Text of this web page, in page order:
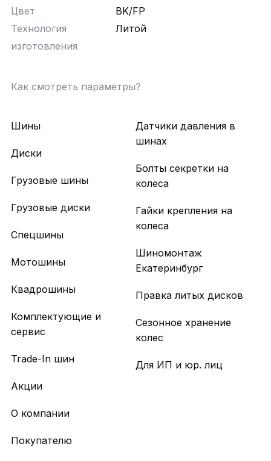
Цвет
BK/FP
Технология
изготовления
Литой
Как смотреть параметры?
Шины
Диски
Грузовые шины
Грузовые диски
Спецшины
Мотошины
Квадрошины
Комплектующие и
сервис
Trade-In шин
Акции
Датчики давления в
шинах
Болты секретки на
колеса
Гайки крепления на
колеса
Шиномонтаж
Екатеринбург
Правка литых дисков
Сезонное хранение
колес
Для ИП и юр. лиц
О компании
Покупателю